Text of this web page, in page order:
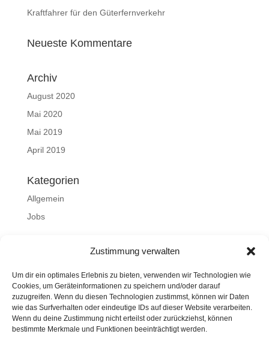
Zustimmung verwalten
Um dir ein optimales Erlebnis zu bieten, verwenden wir Technologien wie
Cookies, um Geräteinformationen zu speichern und/oder darauf
zuzugreifen. Wenn du diesen Technologien zustimmst, können wir Daten
wie das Surfverhalten oder eindeutige IDs auf dieser Website verarbeiten.
Wenn du deine Zustimmung nicht erteilst oder zurückziehst, können
bestimmte Merkmale und Funktionen beeinträchtigt werden.
Kraftfahrer für den Güterfernverkehr
Neueste Kommentare
Archiv
August 2020
Mai 2020
Mai 2019
April 2019
Kategorien
Allgemein
Jobs
Eintrags-Feed
Kommentar-Feed
WordPress.org